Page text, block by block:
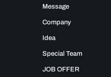
Message
Company
Idea
Special Team
JOB OFFER